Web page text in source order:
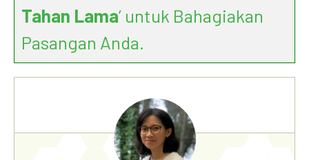
Tahan Lama’ untuk Bahagiakan
Pasangan Anda.